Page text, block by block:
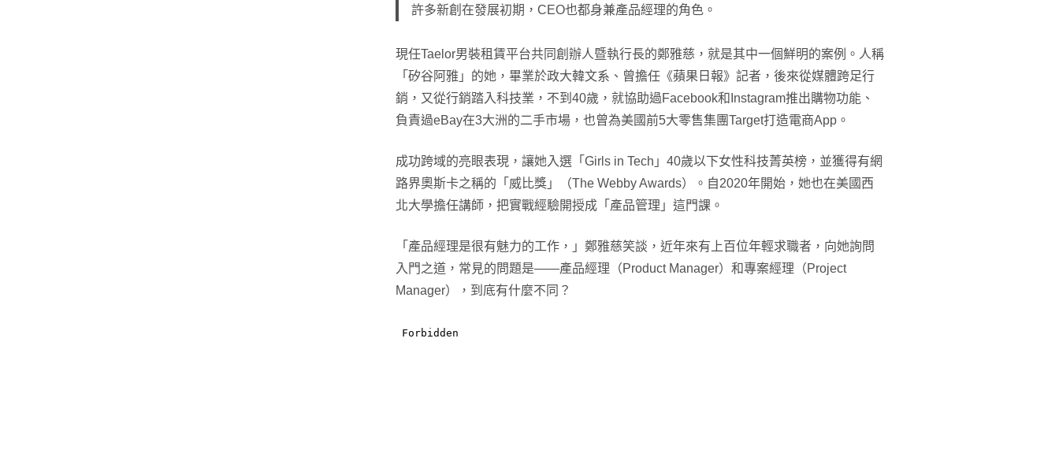
許多新創在發展初期，CEO也都身兼產品經理的角色。
現任Taelor男裝租賃平台共同創辦人暨執行長的鄭雅慈，就是其中一個鮮明的案例。人稱
「矽谷阿雅」的她，畢業於政大韓文系、曾擔任《蘋果日報》記者，後來從媒體跨足行
銷，又從行銷踏入科技業，不到40歲，就協助過Facebook和Instagram推出購物功能、
負責過eBay在3大洲的二手市場，也曾為美國前5大零售集團Target打造電商App。
成功跨域的亮眼表現，讓她入選「Girls in Tech」40歲以下女性科技菁英榜，並獲得有網
路界奧斯卡之稱的「威比獎」（The Webby Awards）。自2020年開始，她也在美國西
北大學擔任講師，把實戰經驗開授成「產品管理」這門課。
「產品經理是很有魅力的工作，」鄭雅慈笑談，近年來有上百位年輕求職者，向她詢問
入門之道，常見的問題是——產品經理（Product Manager）和專案經理（Project
Manager），到底有什麼不同？